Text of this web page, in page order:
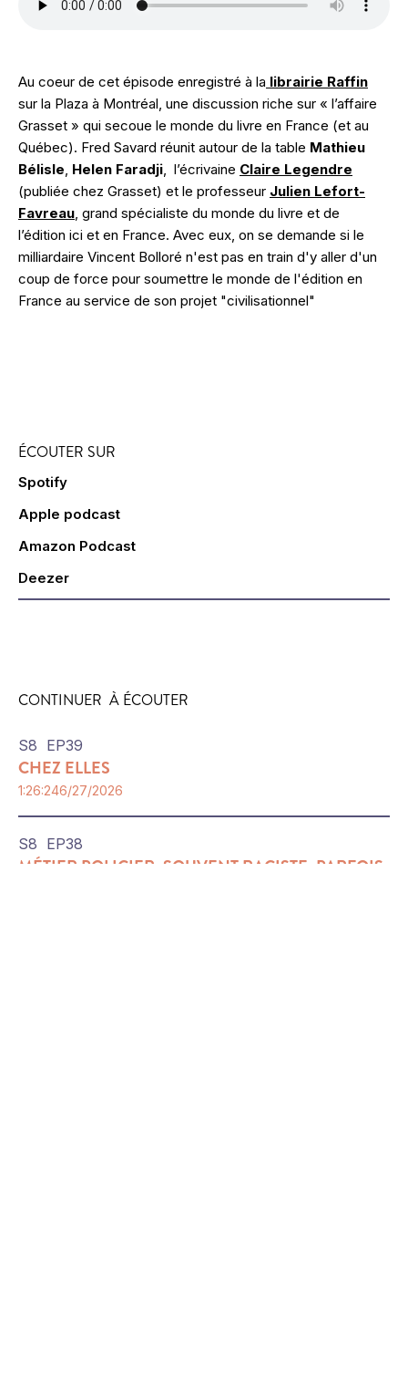
Au coeur de cet épisode enregistré à la librairie Raffin
sur la Plaza à Montréal, une discussion riche sur « l’affaire
Grasset » qui secoue le monde du livre en France (et au
Québec). Fred Savard réunit autour de la table Mathieu
Bélisle, Helen Faradji, l’écrivaine Claire Legendre
(publiée chez Grasset) et le professeur Julien Lefort-
Favreau, grand spécialiste du monde du livre et de
l’édition ici et en France. Avec eux, on se demande si le
milliardaire Vincent Bolloré n'est pas en train d'y aller d'un
coup de force pour soumettre le monde de l'édition en
France au service de son projet "civilisationnel"
ÉCOUTER SUR
Spotify
Apple podcast
Amazon Podcast
Deezer
CONTINUER À ÉCOUTER
S8 EP39
CHEZ ELLES
1:26:246/27/2026
S8 EP38
MÉTIER POLICIER: SOUVENT RACISTE, PARFOIS